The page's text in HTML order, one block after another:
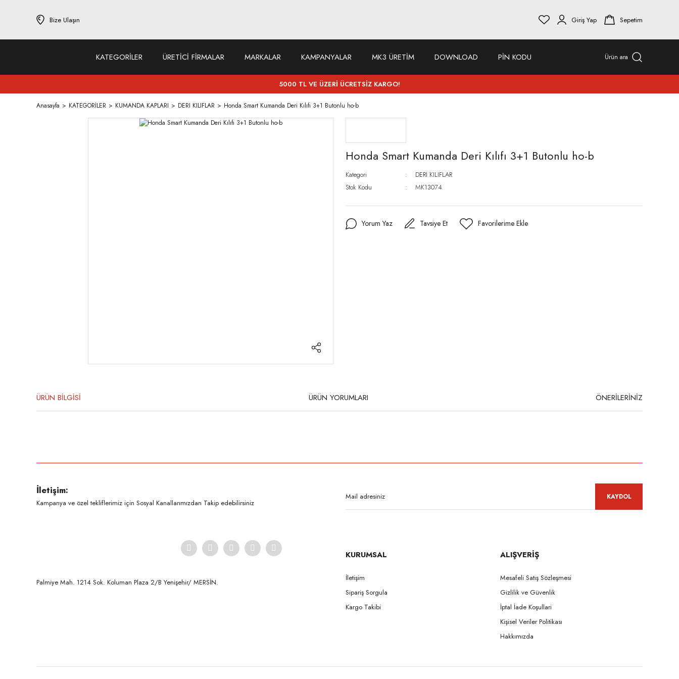
Bize Ulaşın Giriş Yap Sepetim
KATEGORİLER ÜRETİCİ FİRMALAR MARKALAR KAMPANYALAR MK3 ÜRETİM DOWNLOAD PİN KODU Ürün ara
5000 TL VE ÜZERİ ÜCRETSİZ KARGO!
Anasayfa KATEGORİLER KUMANDA KAPLARI DERI KILIFLAR Honda Smart Kumanda Deri Kılıfı 3+1 Butonlu ho-b
Honda Smart Kumanda Deri Kılıfı 3+1 Butonlu ho-b
Kategori
DERI KILIFLAR
Stok Kodu
MK13074
Yorum Yaz Tavsiye Et
ÜRÜN BİLGİSİ ÜRÜN YORUMLARI ÖNERİLERİNİZ
Ürün açıklamasında eksik bilgiler bulunuyor.
Ürün bilgilerinde hatalar bulunuyor.
İletişim:
Kampanya ve özel tekliflerimiz için Sosyal Kanallarımızdan Takip edebilirsiniz
KAYDOL
Palmiye Mah. 1214 Sok. Koluman Plaza 2/B Yenişehir/ MERSİN.ㅤㅤㅤㅤㅤㅤㅤㅤㅤㅤㅤㅤㅤㅤㅤㅤㅤㅤㅤㅤㅤㅤㅤㅤㅤㅤㅤㅤㅤㅤㅤㅤㅤㅤㅤ ㅤㅤㅤㅤㅤㅤㅤㅤㅤㅤ
KURUMSAL
İletişim
Sipariş Sorgula
Kargo Takibi
ALIŞVERİŞ
Mesafeli Satış Sözleşmesi
Gizlilik ve Güvenlik
İptal İade Koşullari
Kişisel Veriler Politikası
Hakkımızda